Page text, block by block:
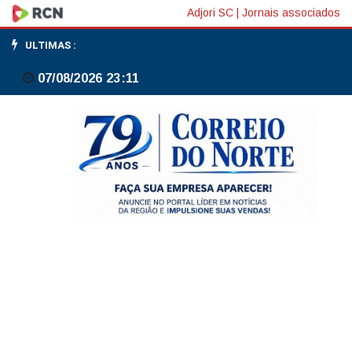
HPV
leva
a
mortes
Adjori SC Jornais associados
ULTIMAS :
07/08/2026 23:11